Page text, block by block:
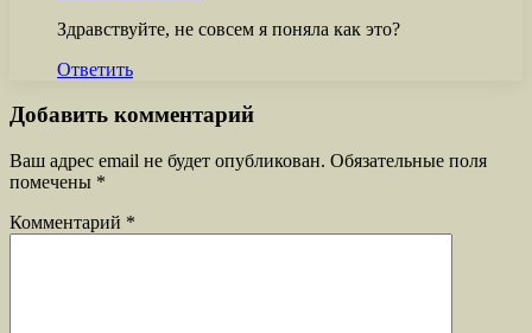
Здравствуйте, не совсем я поняла как это?
Ответить
Добавить комментарий
Ваш адрес email не будет опубликован. Обязательные поля
помечены *
Комментарий *